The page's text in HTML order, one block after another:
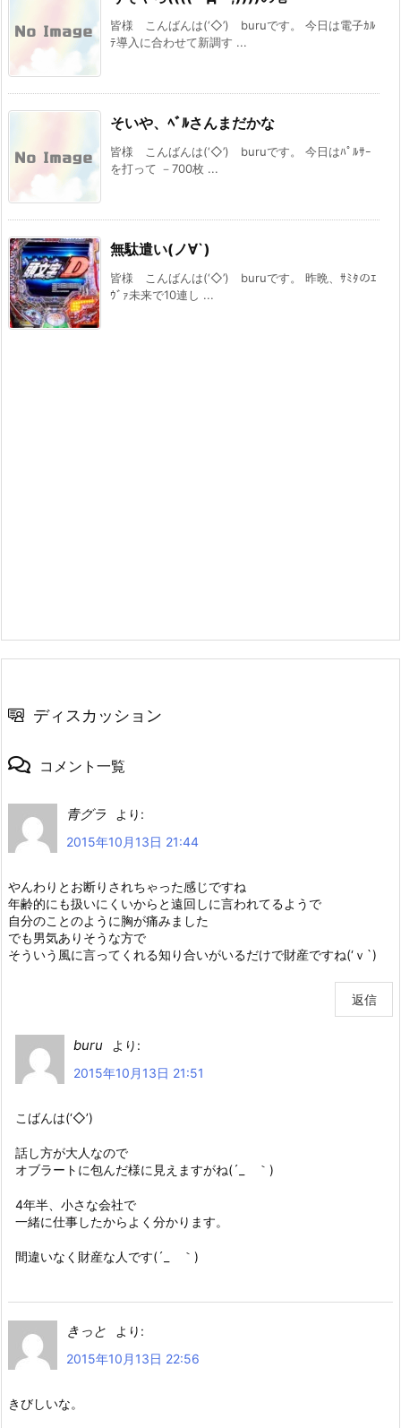
皆様 こんばんは(‘◇’)ゞburuです。 今日は電子ｶﾙ
ﾃ導入に合わせて新調す ...
そいや、ﾍﾞﾙさんまだかな
皆様 こんばんは(‘◇’)ゞburuです。 今日はﾊﾟﾙｻｰ
を打って －700枚 ...
無駄遣い(ノ∀`)
皆様 こんばんは(‘◇’)ゞburuです。 昨晩、ｻﾐﾀのｴ
ｳﾞｧ未来で10連し ...
ディスカッション
コメント一覧
青グラ
より:
2015年10月13日 21:44
やんわりとお断りされちゃった感じですね
年齢的にも扱いにくいからと遠回しに言われてるようで
自分のことのように胸が痛みました
でも男気ありそうな方で
そういう風に言ってくれる知り合いがいるだけで財産ですね(‘ｖ`)
返信
buru
より:
2015年10月13日 21:51
こばんは(‘◇’)ゞ
話し方が大人なので
オブラートに包んだ様に見えますがね(´_ゝ｀)
4年半、小さな会社で
一緒に仕事したからよく分かります。
間違いなく財産な人です(´_ゝ｀)
きっと
より:
2015年10月13日 22:56
きびしいな。